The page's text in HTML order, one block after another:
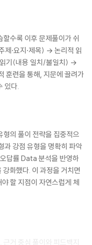
수록 이후 문제풀이가 쉬
제·요지·제목) → 논리적 읽
읽기(내용 일치/불일치) →
훈련을 통해, 지문에 끌려가
있다.
의 풀이 전략을 집중적으
과 강점 유형을 명확히 파악
답률 Data 분석을 반영하
화했다. 이 과정을 거치면
할 지점이 자연스럽게 체
거 중심 풀이와 피드백지